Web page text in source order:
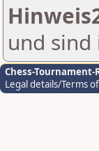
und
Chess-Tournament-
Legal details/Terms